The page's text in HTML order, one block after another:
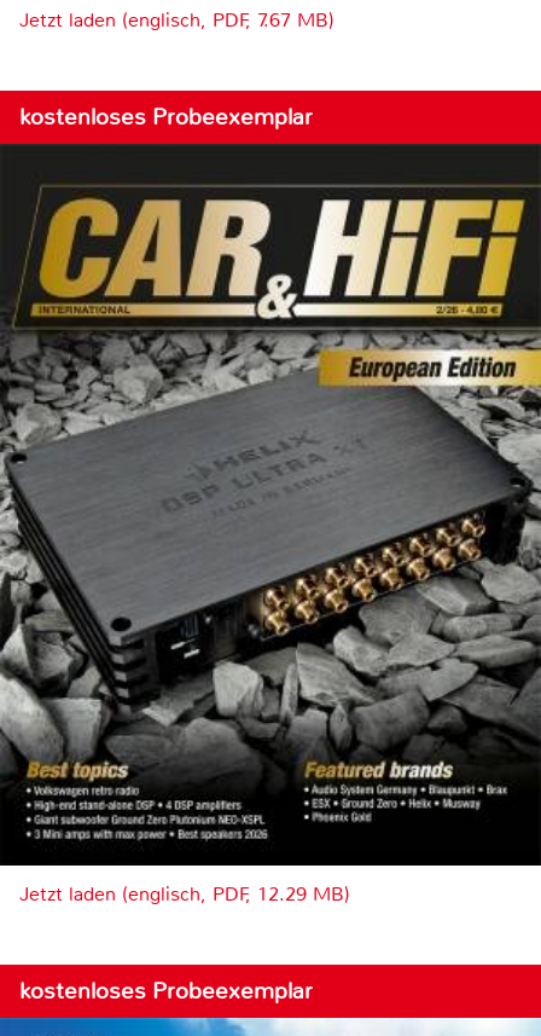
Jetzt laden (englisch, PDF, 7.67 MB)
kostenloses Probeexemplar
Jetzt laden (englisch, PDF, 12.29 MB)
kostenloses Probeexemplar